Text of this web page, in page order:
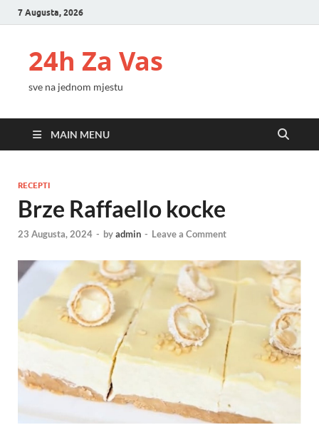
7 Augusta, 2026
24h Za Vas
sve na jednom mjestu
MAIN MENU
RECEPTI
Brze Raffaello kocke
23 Augusta, 2024 - byadmin - Leave a Comment